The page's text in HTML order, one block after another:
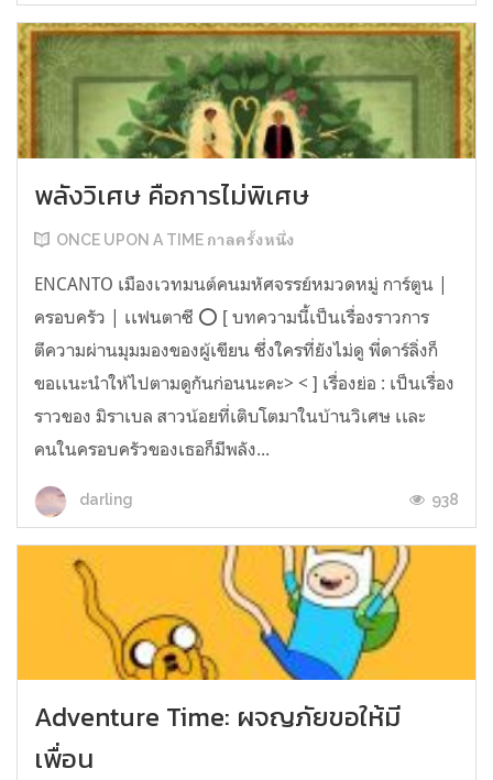
พลังวิเศษ คือการไม่พิเศษ
ONCE UPON A TIME กาลครั้งหนึ่ง
ENCANTO เมืองเวทมนต์คนมหัศจรรย์หมวดหมู่ การ์ตูน |
ครอบครัว | เเฟนตาซี ⭕️ [ บทความนี้เป็นเรื่องราวการ
ตีความผ่านมุมมองของผู้เขียน ซึ่งใครที่ยังไม่ดู พี่ดาร์ลิ่งก็
ขอเเนะนำให้ไปตามดูกันก่อนนะคะ> < ] เรื่องย่อ : เป็นเรื่อง
ราวของ มิราเบล สาวน้อยที่เติบโตมาในบ้านวิเศษ เเละ
คนในครอบครัวของเธอก็มีพลัง...
darling 938
Adventure Time: ผจญภัยขอให้มี
เพื่อน